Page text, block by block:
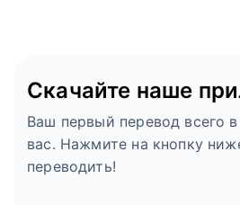
Скачайте наше
Ваш первый перевод всего
вас. Нажмите на кнопку
переводить!